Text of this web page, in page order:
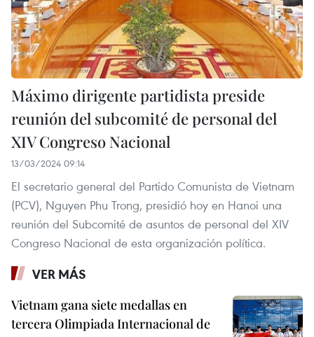
Máximo dirigente partidista preside
reunión del subcomité de personal del
XIV Congreso Nacional
13/03/2024 09:14
El secretario general del Partido Comunista de Vietnam
(PCV), Nguyen Phu Trong, presidió hoy en Hanoi una
reunión del Subcomité de asuntos de personal del XIV
Congreso Nacional de esta organización política.
VER MÁS
Vietnam gana siete medallas en
tercera Olimpiada Internacional de